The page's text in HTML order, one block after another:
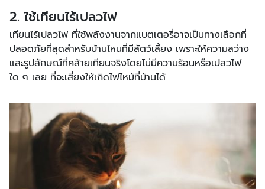
2. ใช้เทียนไร้เปลวไฟ
เทียนไร้เปลวไฟ ที่ใช้พลังงานจากแบตเตอรี่อาจเป็นทางเลือกที่
ปลอดภัยที่สุดสำหรับบ้านไหนที่มีสัตว์เลี้ยง เพราะให้ความสว่าง
และรูปลักษณ์ที่คล้ายเทียนจริงโดยไม่มีความร้อนหรือเปลวไฟ
ใด ๆ เลย ที่จะเสี่ยงให้เกิดไฟไหม้ที่บ้านได้